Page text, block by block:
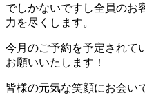
でしかないですし全員のお
力を尽くします。
今月のご予約を予定されて
お願いいたします！
皆様の元気な笑顔にお会い